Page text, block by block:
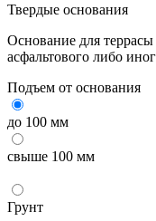
Твердые основания
Основание для
асфальтового либо
Подъем от основания
до 100 мм
свыше 100 мм
Грунт